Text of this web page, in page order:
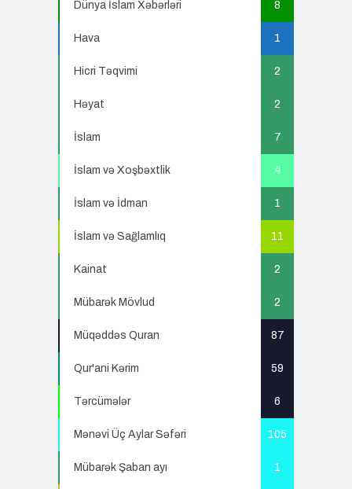
Dünya İslam Xəbərləri 8
Hava 1
Hicri Təqvimi 2
Həyat 2
İslam 7
İslam və Xoşbəxtlik 4
İslam və İdman 1
İslam və Sağlamlıq 11
Kainat 2
Mübarək Mövlud 2
Müqəddəs Quran 87
Qur'ani Kərim 59
Tərcümələr 6
Mənəvi Üç Aylar Səfəri 105
Mübarək Şaban ayı 1